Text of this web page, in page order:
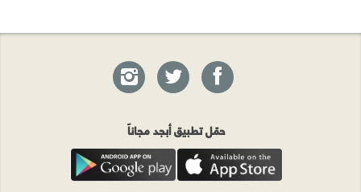
حمّل تطبيق أبجد مجاناً